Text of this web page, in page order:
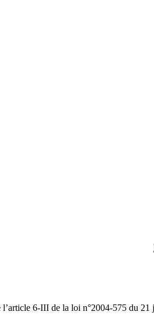
6-III de la loi n°2004-575 du